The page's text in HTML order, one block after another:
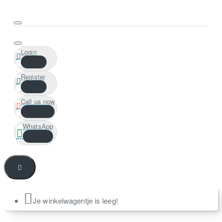
Login
Register
Call us now
WhatsApp
Je winkelwagentje is leeg!